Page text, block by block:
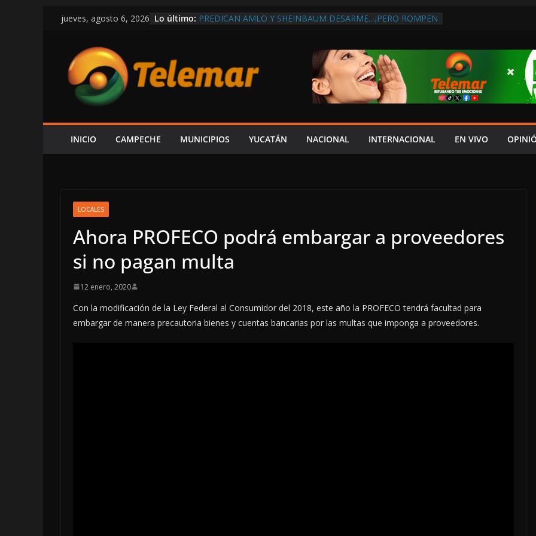
Saltar
contenido
jueves, agosto 6, 2026 Lo último: PREDICAN AMLO Y SHEINBAUM DESARME…¡PERO ROMPEN
SHCP DERRUMBA DISCURSO DE LAYDA AL REVELAR QUE
CAMPECHE REGISTRA LA PEOR CAÍDA DE
PARTICIPACIONES DEL PAÍS, POR PÉSIMA RECAUDACIÓN
DEL ISR
SOSPECHAS DE INFLUENCIAS POLÍTICAS EN
¿PAPÁ INCAPACITADO ASUME CULPA DEL HIJO?
CAEN DOS ÁRBOLES SOBRE LA CARRETERA LIBRE
INICIO CAMPECHE MUNICIPIOS YUCATÁN NACIONAL INTERNACIONAL EN VIVO
LOCALES
Ahora PROFECO podrá embargar a proveedores
si no pagan multa
12 enero, 2020
Con la modificación de la Ley Federal al Consumidor del 2018, este año la PROFECO tendrá facultad para
embargar de manera precautoria bienes y cuentas bancarias por las multas que imponga a proveedores.